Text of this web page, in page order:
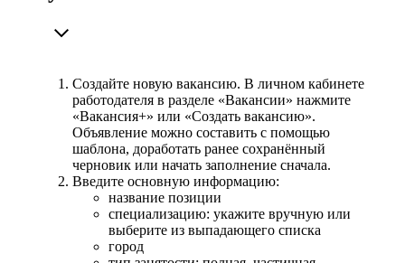
Создайте новую вакансию. В личном кабинете
работодателя в разделе «Вакансии» нажмите
«Вакансия+» или «Создать вакансию».
Объявление можно составить с помощью
шаблона, доработать ранее сохранённый
черновик или начать заполнение сначала.
Введите основную информацию:
название позиции
специализацию: укажите вручную или
выберите из выпадающего списка
город